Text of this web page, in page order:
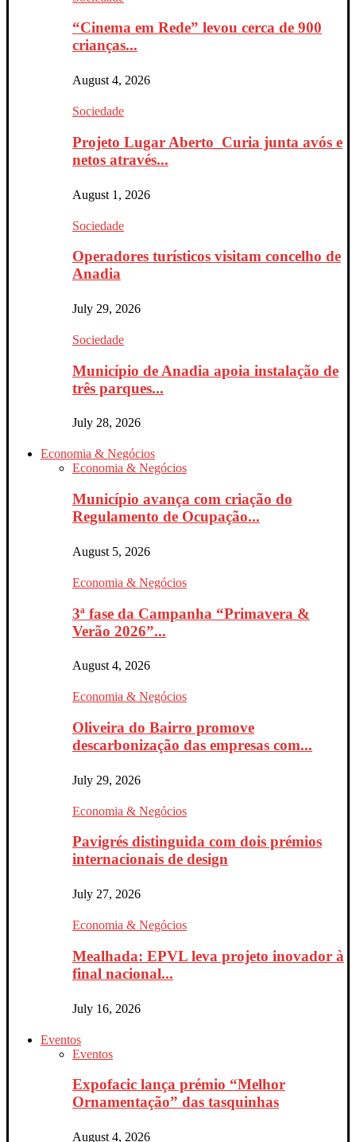
“Cinema em Rede” levou cerca de 900
crianças...
August 4, 2026
Sociedade
Projeto Lugar Aberto_Curia junta avós e
netos através...
August 1, 2026
Sociedade
Operadores turísticos visitam concelho de
Anadia
July 29, 2026
Sociedade
Município de Anadia apoia instalação de
três parques...
July 28, 2026
Economia & Negócios
Economia & Negócios
Município avança com criação do
Regulamento de Ocupação...
August 5, 2026
Economia & Negócios
3ª fase da Campanha “Primavera &
Verão 2026”...
August 4, 2026
Economia & Negócios
Oliveira do Bairro promove
descarbonização das empresas com...
July 29, 2026
Economia & Negócios
Pavigrés distinguida com dois prémios
internacionais de design
July 27, 2026
Economia & Negócios
Mealhada: EPVL leva projeto inovador à
final nacional...
July 16, 2026
Eventos
Eventos
Expofacic lança prémio “Melhor
Ornamentação” das tasquinhas
August 4, 2026